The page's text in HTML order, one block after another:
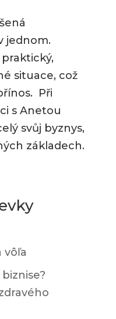
jednom.
situace, což
Při
s Anetou
svůj byznys,
základech.
vôľa